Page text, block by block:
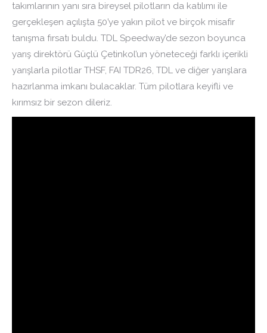
takımlarının yanı sıra bireysel pilotların da katılımı ile
gerçekleşen açılışta 50’ye yakın pilot ve birçok misafir
tanışma fırsatı buldu. TDL Speedway’de sezon boyunca
yarış direktörü Güçlü Çetinkol’un yöneteceği farklı içerikli
yarışlarla pilotlar THSF, FAI TDR26, TDL ve diğer yarışlara
hazırlanma imkanı bulacaklar. Tüm pilotlara keyifli ve
kırımsız bir sezon dileriz.